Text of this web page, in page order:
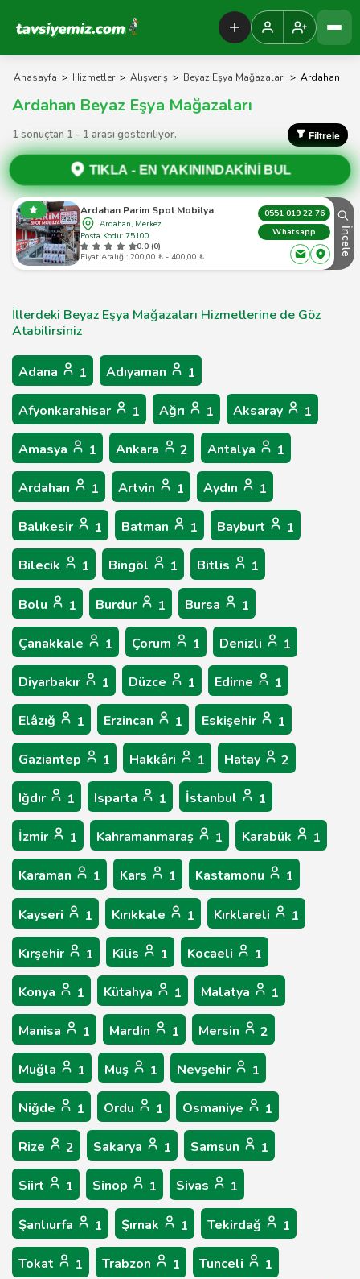
Tavsiyemiz Anasayfa
Anasayfa > Hizmetler > Alışveriş > Beyaz Eşya Mağazaları > Ardahan
Ardahan Beyaz Eşya Mağazaları
1 sonuçtan 1 - 1 arası gösteriliyor. Filtrele
TIKLA - EN YAKININDAKİNİ BUL
Ardahan Parim Spot Mobilya
Ardahan, Merkez
Posta Kodu: 75100
0.0 (0)
Fiyat Aralığı: 200,00 ₺ - 400,00 ₺
0551 019 22 76
Whatsapp
İncele
İllerdeki Beyaz Eşya Mağazaları Hizmetlerine de Göz
Atabilirsiniz
Adana 1 Adıyaman 1
Afyonkarahisar 1 Ağrı 1 Aksaray 1
Amasya 1 Ankara 2 Antalya 1
Ardahan 1 Artvin 1 Aydın 1
Balıkesir 1 Batman 1 Bayburt 1
Bilecik 1 Bingöl 1 Bitlis 1
Bolu 1 Burdur 1 Bursa 1
Çanakkale 1 Çorum 1 Denizli 1
Diyarbakır 1 Düzce 1 Edirne 1
Elâzığ 1 Erzincan 1 Eskişehir 1
Gaziantep 1 Hakkâri 1 Hatay 2
Iğdır 1 Isparta 1 İstanbul 1
İzmir 1 Kahramanmaraş 1 Karabük 1
Karaman 1 Kars 1 Kastamonu 1
Kayseri 1 Kırıkkale 1 Kırklareli 1
Kırşehir 1 Kilis 1 Kocaeli 1
Konya 1 Kütahya 1 Malatya 1
Manisa 1 Mardin 1 Mersin 2
Muğla 1 Muş 1 Nevşehir 1
Niğde 1 Ordu 1 Osmaniye 1
Rize 2 Sakarya 1 Samsun 1
Siirt 1 Sinop 1 Sivas 1
Şanlıurfa 1 Şırnak 1 Tekirdağ 1
Tokat 1 Trabzon 1 Tunceli 1